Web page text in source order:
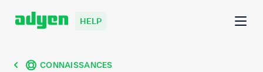
HELP
CONNAISSANCES